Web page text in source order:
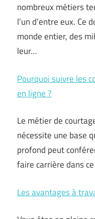
nombreux métiers
l’un d’entre eux. Ce
monde entier, des
leur…
Pourquoi suivre les
en ligne ?
Le métier de
nécessite une base
profond peut
faire carrière dans
Les avantages à